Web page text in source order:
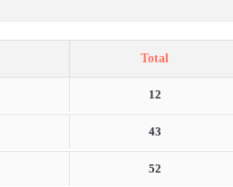
Total
12
43
52